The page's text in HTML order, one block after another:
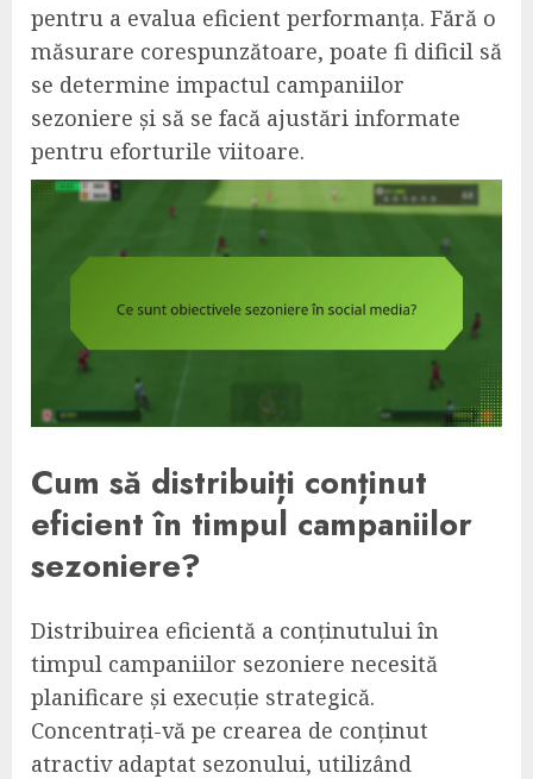
pentru a evalua eficient performanța. Fără o
măsurare corespunzătoare, poate fi dificil să
se determine impactul campaniilor
sezoniere și să se facă ajustări informate
pentru eforturile viitoare.
Cum să distribuiți conținut
eficient în timpul campaniilor
sezoniere?
Distribuirea eficientă a conținutului în
timpul campaniilor sezoniere necesită
planificare și execuție strategică.
Concentrați-vă pe crearea de conținut
atractiv adaptat sezonului, utilizând